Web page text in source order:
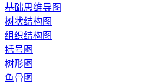
基础思维导图
树状结构图
组织结构图
括号图
树形图
鱼骨图